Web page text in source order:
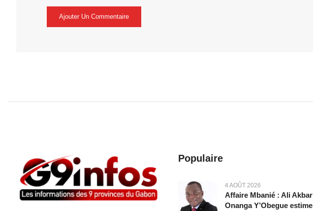
Populaire
4 AOÛT 2026
Affaire Mbanié : Ali Akbar
Onanga Y’Obegue estime